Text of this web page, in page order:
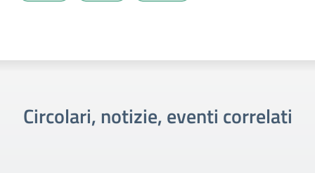
Circolari, notizie, eventi correlati